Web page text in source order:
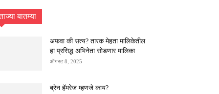
बातम्या
अफवा की सत्य? तारक मेहता मालिकेतील
हा प्रसिद्ध अभिनेता सोडणार मालिका
ऑगस्ट 8, 2025
ब्रेन हॅमरेज म्हणजे काय?